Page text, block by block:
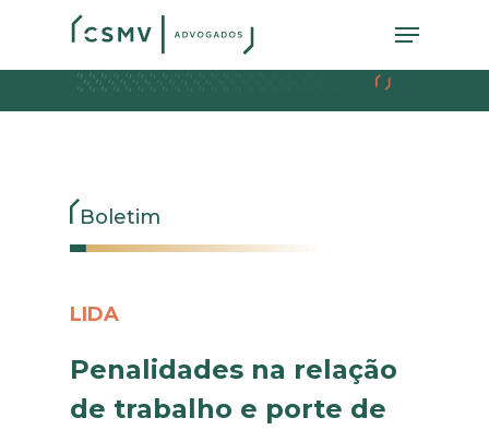
content
Menu
Boletim
LIDA
Penalidades na relação
de trabalho e porte de